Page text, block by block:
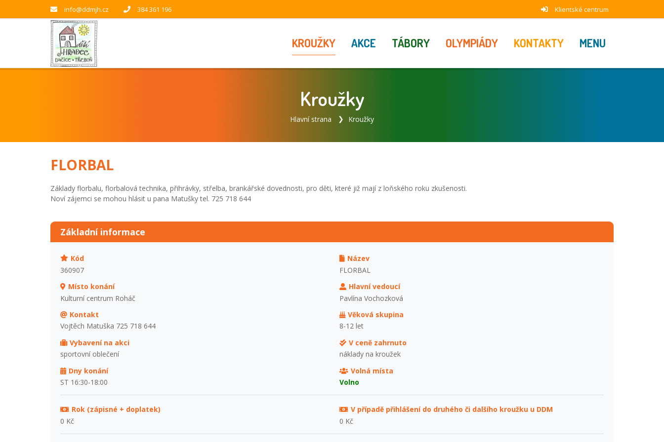
info@ddmjh.cz 384 361 196 Klientské centrum
KROUŽKY AKCE TÁBORY OLYMPIÁDY KONTAKTY MENU
Kroužky
Hlavní strana Kroužky
FLORBAL
Základy florbalu, florbalová technika, přihrávky, střelba, brankářské dovednosti, pro děti, které již mají z loňského roku zkušenosti.
Noví zájemci se mohou hlásit u pana Matušky tel. 725 718 644
Základní informace
Kód
360907
Název
FLORBAL
Místo konání
Kulturní centrum Roháč
Hlavní vedoucí
Pavlína Vochozková
Kontakt
Vojtěch Matuška 725 718 644
Věková skupina
8-12 let
Vybavení na akci
sportovní oblečení
V ceně zahrnuto
náklady na kroužek
Dny konání
ST 16:30-18:00
Volná místa
Volno
Rok (zápisné + doplatek)
0 Kč
V případě přihlášení do druhého či dalšího kroužku u DDM
0 Kč